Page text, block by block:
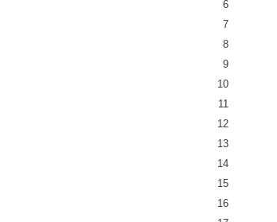
6
7
8
9
10
11
12
13
14
15
16